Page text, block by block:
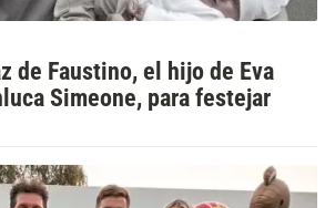
de Faustino, el hijo de Eva
Simeone, para festejar